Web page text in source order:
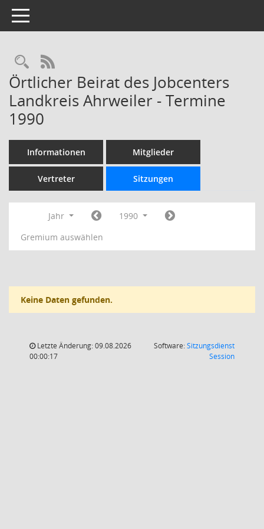
Toggle navigation
Rechercheauswahl
RSS-Feed
Örtlicher Beirat des Jobcenters
Landkreis Ahrweiler - Termine
1990
Informationen Mitglieder
Vertreter Sitzungen
Jahr
1990
Gremium auswählen
Keine Daten gefunden.
Letzte Änderung: 09.08.2026
00:00:17
Software:Sitzungsdienst
Session(Wird in